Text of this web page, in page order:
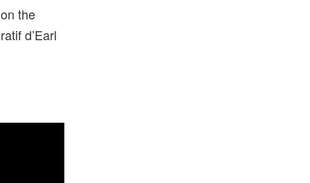
the
d’Earl